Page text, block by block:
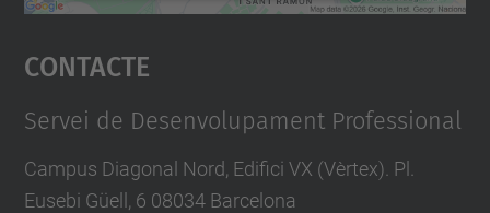
Accepta
powered by
Contacte
Servei de Desenvolupament Professional
Campus Diagonal Nord, Edifici VX (Vèrtex). Pl.
Eusebi Güell, 6 08034 Barcelona